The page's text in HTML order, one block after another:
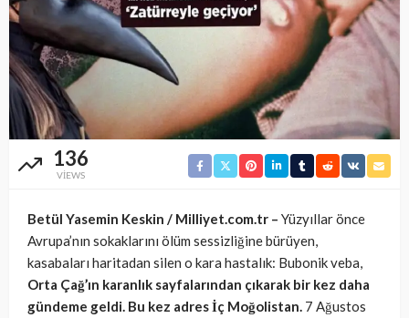
136
VIEWS
Betül Yasemin Keskin / Milliyet.com.tr – Yüzyıllar önce
Avrupa’nın sokaklarını ölüm sessizliğine bürüyen,
kasabaları haritadan silen o kara hastalık: Bubonik veba,
Orta Çağ’ın karanlık sayfalarından çıkarak bir kez daha
gündeme geldi. Bu kez adres İç Moğolistan. 7 Ağustos